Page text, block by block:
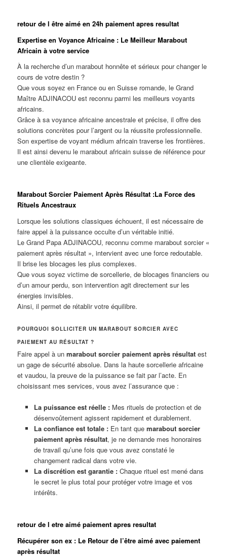
retour de l être aimé en 24h paiement apres resultat
Expertise en Voyance Africaine : Le Meilleur Marabout
Africain à votre service
À la recherche d’un marabout honnête et sérieux pour changer le
cours de votre destin ?
Que vous soyez en France ou en Suisse romande, le Grand
Maître ADJINACOU est reconnu parmi les meilleurs voyants
africains.
Grâce à sa voyance africaine ancestrale et précise, il offre des
solutions concrètes pour l’argent ou la réussite professionnelle.
Son expertise de voyant médium africain traverse les frontières.
Il est ainsi devenu le marabout africain suisse de référence pour
une clientèle exigeante.
Marabout Sorcier Paiement Après Résultat :La Force des
Rituels Ancestraux
Lorsque les solutions classiques échouent, il est nécessaire de
faire appel à la puissance occulte d’un véritable initié.
Le Grand Papa ADJINACOU, reconnu comme marabout sorcier «
paiement après résultat », intervient avec une force redoutable.
Il brise les blocages les plus complexes.
Que vous soyez victime de sorcellerie, de blocages financiers ou
d’un amour perdu, son intervention agit directement sur les
énergies invisibles.
Ainsi, il permet de rétablir votre équilibre.
POURQUOI SOLLICITER UN MARABOUT SORCIER AVEC
PAIEMENT AU RÉSULTAT ?
Faire appel à unmarabout sorcier paiement après résultat est
un gage de sécurité absolue. Dans la haute sorcellerie africaine
et vaudou, la preuve de la puissance se fait par l’acte. En
choisissant mes services, vous avez l’assurance que :
La puissance est réelle :Mes rituels de protection et de
désenvoûtement agissent rapidement et durablement.
La confiance est totale :En tant que marabout sorcier
paiement après résultat, je ne demande mes honoraires
de travail qu’une fois que vous avez constaté le
changement radical dans votre vie.
La discrétion est garantie :Chaque rituel est mené dans
le secret le plus total pour protéger votre image et vos
intérêts.
retour de l etre aimé paiement apres resultat
Récupérer son ex : Le Retour de l’être aimé avec paiement
après résultat